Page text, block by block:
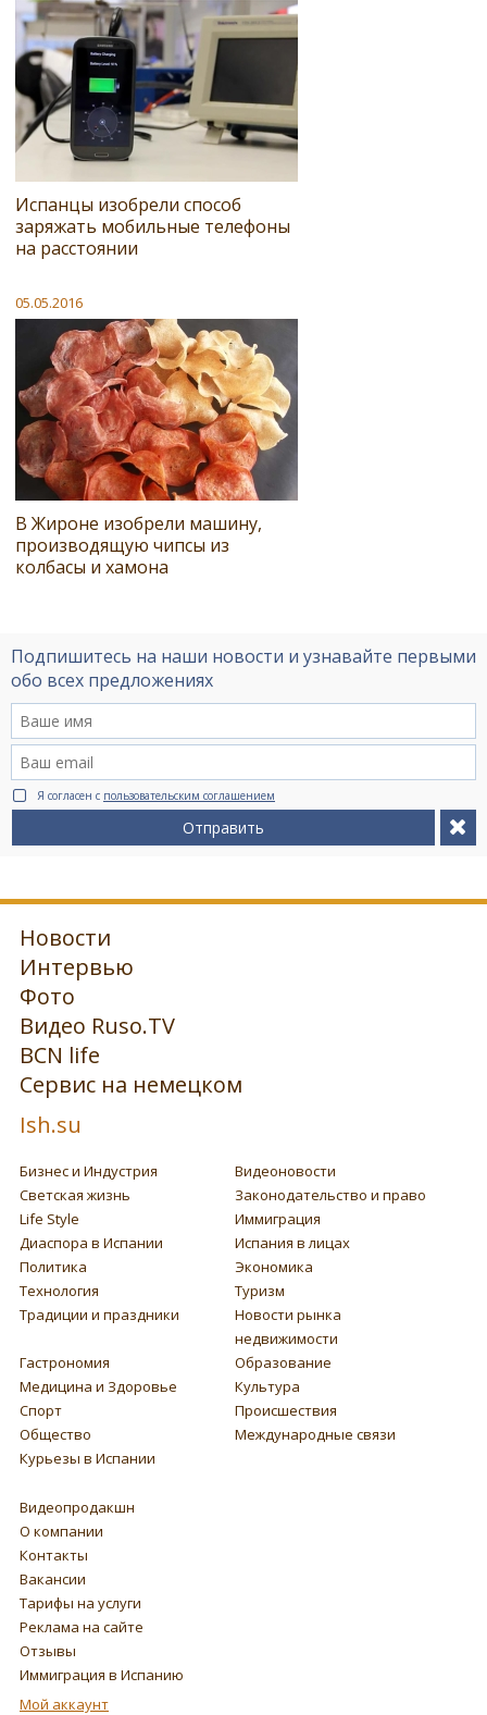
Испанцы изобрели способ
заряжать мобильные телефоны
на расстоянии
05.05.2016
В Жироне изобрели машину,
производящую чипсы из
колбасы и хамона
Подпишитесь на наши новости и узнавайте первыми
обо всех предложениях
Я согласен с пользовательским соглашением
Отправить
Новости
Интервью
Фото
Видео Ruso.TV
BCN life
Сервис на немецком
Ish.su
Бизнес и Индустрия
Видеоновости
Светская жизнь
Законодательство и право
Life Style
Иммиграция
Диаспора в Испании
Испания в лицах
Политика
Экономика
Технология
Туризм
Традиции и праздники
Новости рынка
недвижимости
Гастрономия
Образование
Медицина и Здоровье
Культура
Спорт
Происшествия
Общество
Международные связи
Курьезы в Испании
Видеопродакшн
О компании
Контакты
Вакансии
Тарифы на услуги
Реклама на сайте
Отзывы
Иммиграция в Испанию
Мой аккаунт